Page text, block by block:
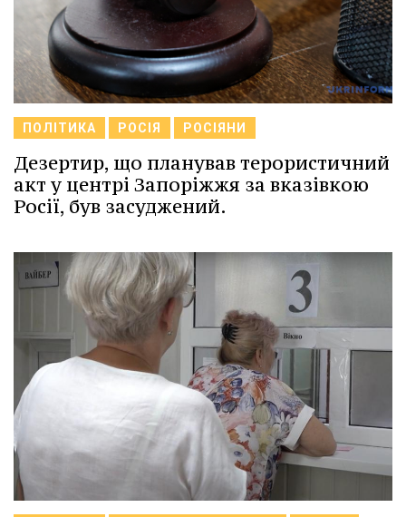
ПОЛІТИКА РОСІЯ РОСІЯНИ
Дезертир, що планував терористичний
акт у центрі Запоріжжя за вказівкою
Росії, був засуджений.